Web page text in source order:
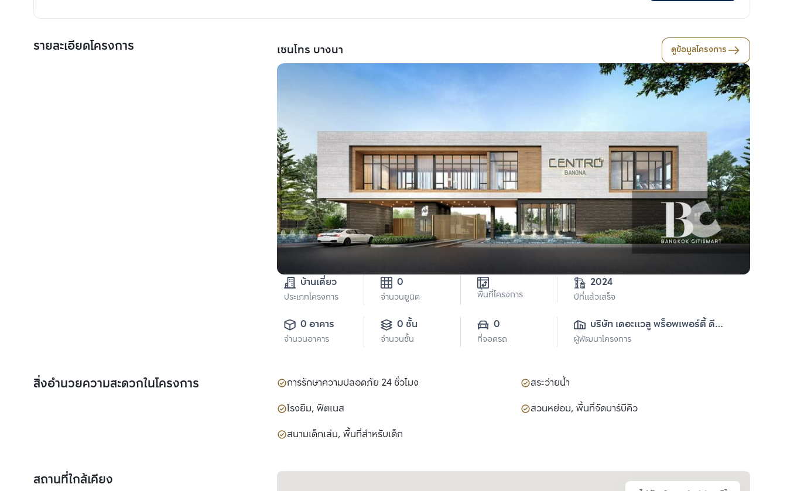
รายละเอียดโครงการ เซนโทร บางนา ดูข้อมูลโครงการ
บ้านเดี่ยว
ประเภทโครงการ
0
จำนวนยูนิต พื้นที่โครงการ
2024
ปีที่แล้วเสร็จ
0 อาคาร
จำนวนอาคาร
0 ชั้น
จำนวนชั้น
0
ที่จอดรถ
บริษัท เดอะแวลู พร็อพเพอร์ตี้ ดี
เวลลอปเม้นท์ จำกัด
ผู้พัฒนาโครงการ
สิ่งอำนวยความสะดวกในโครงการ การรักษาความปลอดภัย 24 ชั่วโมง
สระว่ายน้ำ
โรงยิม, ฟิตเนส
สวนหย่อม, พื้นที่จัดบาร์บีคิว
สนามเด็กเล่น, พื้นที่สำหรับเด็ก
สถานที่ใกล้เคียง